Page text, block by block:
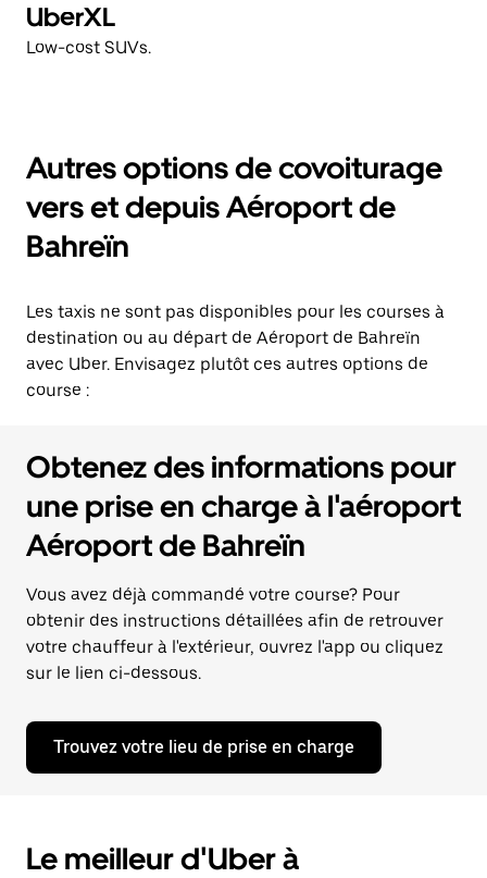
UberXL
Low-cost SUVs.
Autres options de covoiturage
vers et depuis Aéroport de
Bahreïn
Les taxis ne sont pas disponibles pour les courses à
destination ou au départ de Aéroport de Bahreïn
avec Uber. Envisagez plutôt ces autres options de
course :
Obtenez des informations pour
une prise en charge à l'aéroport
Aéroport de Bahreïn
Vous avez déjà commandé votre course? Pour
obtenir des instructions détaillées afin de retrouver
votre chauffeur à l'extérieur, ouvrez l'app ou cliquez
sur le lien ci-dessous.
Trouvez votre lieu de prise en charge
Le meilleur d'Uber à